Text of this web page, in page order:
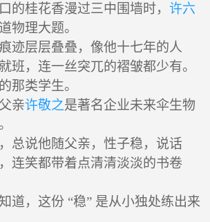
的桂花香漫过三中围墙时， 许六
物理大题。
迹层层叠叠，像他十七年的人
班，连一丝突兀的褶皱都少有。
那类学生。
亲许敬之是著名企业未来伞生物
，总说他随父亲，性子稳，说话
连笑都带着点清清淡淡的书卷
道，这份 “稳” 是从小独处练出来